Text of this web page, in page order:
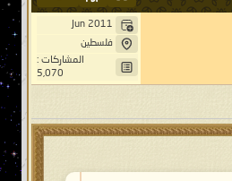
Jun 2011
فلسطين
المشاركات :
5,070